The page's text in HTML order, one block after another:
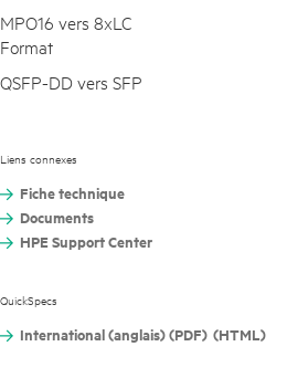
MPO16 vers 8xLC
Format
QSFP-DD vers SFP
Liens connexes
Fiche technique
Documents
HPE Support Center
QuickSpecs
International (anglais) (PDF) (HTML)